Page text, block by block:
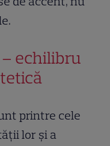
echilibru
printre cele
lor și a